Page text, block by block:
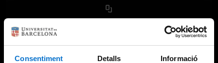
Consentiment Detalls Informació